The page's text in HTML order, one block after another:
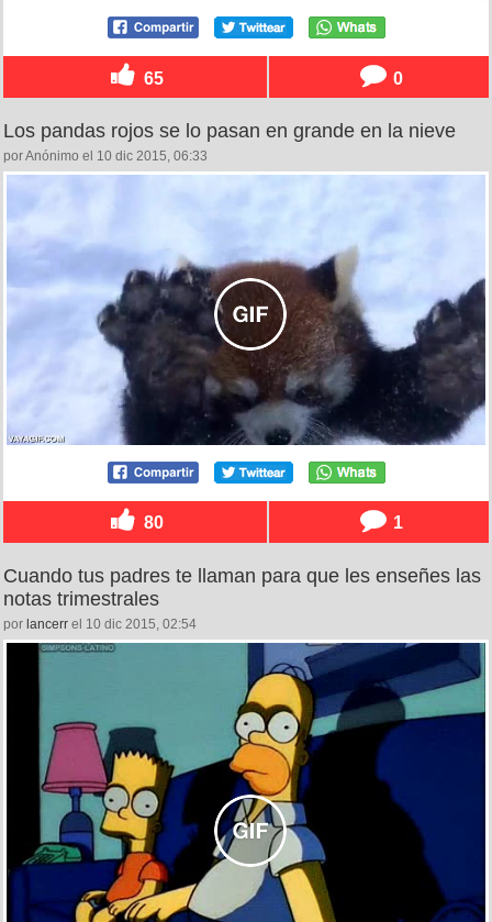
65 0
Los pandas rojos se lo pasan en grande en la nieve
por Anónimo el 10 dic 2015, 06:33
80 1
Cuando tus padres te llaman para que les enseñes las
notas trimestrales
por lancerr el 10 dic 2015, 02:54